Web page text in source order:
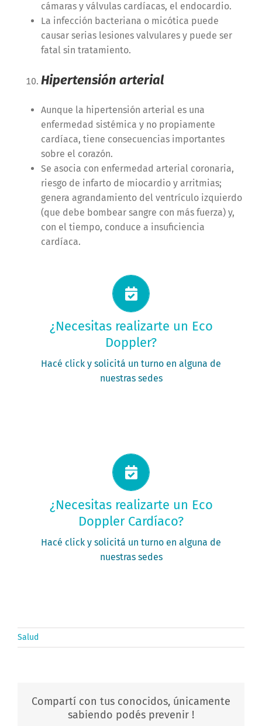
cámaras y válvulas cardíacas, el endocardio.
La infección bacteriana o micótica puede
causar serias lesiones valvulares y puede ser
fatal sin tratamiento.
Hipertensión arterial
Aunque la hipertensión arterial es una
enfermedad sistémica y no propiamente
cardíaca, tiene consecuencias importantes
sobre el corazón.
Se asocia con enfermedad arterial coronaria,
riesgo de infarto de miocardio y arritmias;
genera agrandamiento del ventrículo izquierdo
(que debe bombear sangre con más fuerza) y,
con el tiempo, conduce a insuficiencia
cardíaca.
¿Necesitas realizarte un Eco
Doppler?
Hacé click y solicitá un turno en alguna de
nuestras sedes
Solicitá tu turno ahora
PEDIR MI TURNO
¿Necesitas realizarte un Eco
Doppler Cardíaco?
Hacé click y solicitá un turno en alguna de
nuestras sedes
Solicitá tu turno ahora
PEDIR MI TURNO
Salud
Compartí con tus conocidos, únicamente
sabiendo podés prevenir !